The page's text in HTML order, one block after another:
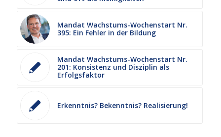
Mandat Wachstums-Wochenstart Nr.
395: Ein Fehler in der Bildung
Mandat Wachstums-Wochenstart Nr.
201: Konsistenz und Disziplin als
Erfolgsfaktor
Erkenntnis? Bekenntnis? Realisierung!